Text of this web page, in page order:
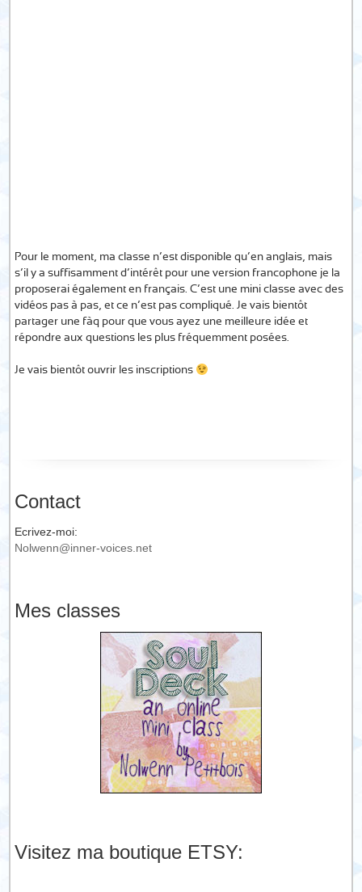
Pour le moment, ma classe n’est disponible qu’en anglais, mais
s’il y a suffisamment d’intérêt pour une version francophone je la
proposerai également en français. C’est une mini classe avec des
vidéos pas à pas, et ce n’est pas compliqué. Je vais bientôt
partager une fàq pour que vous ayez une meilleure idée et
répondre aux questions les plus fréquemment posées.
Je vais bientôt ouvrir les inscriptions
Contact
Ecrivez-moi:
Nolwenn@inner-voices.net
Mes classes
Visitez ma boutique ETSY: